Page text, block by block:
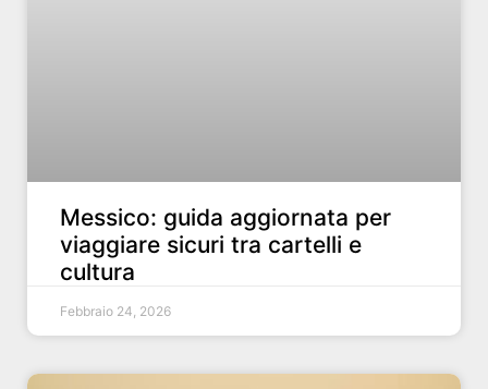
Messico: guida aggiornata per
viaggiare sicuri tra cartelli e
cultura
Febbraio 24, 2026